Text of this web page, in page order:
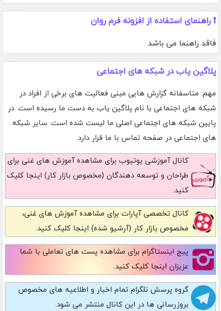
❗ راهنمای استفاده از افزونه فرم روان
فاقد راهنما می باشد
پلاگین یاب در شبکه های اجتماعی
مهم: متاسفانه گزارش هایی مبنی فعالیت های برخی از افراد در
شبکه های اجتماعی با نام پلاگین یاب به دست ما رسیده است. در
پایین شبکه های اجتماعی اصلی ما لیست شده است. سایر شبکه
های اجتماعی در صفحه تماس با ما قرار دارد.
کانال آموزشی یوتیوب برای مشاهده آموزش های غنی برای
طراحان و توسعه دهندگان (مخصوص بازار کار) اینجا کلیک
کنید.
کانال تخصصی آپارات برای مشاهده آموزش های غنی،
مخصوص بازار کار (آرشیو شده) اینجا کلیک کنید.
پیج اینستاگرام برای مشاهده پست های تعاملی با شما
عزیزان اینجا کلیک کنید.
گروه پرسش تلگرام تمام اخبار و اطلاعیه های مخصوص
بروزرسانی ها در این کانال منتشر می شود.